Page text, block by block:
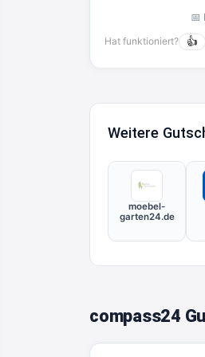
📅
Hat funktioniert? 👍
Weitere
moebel-
garten24.de
compass24